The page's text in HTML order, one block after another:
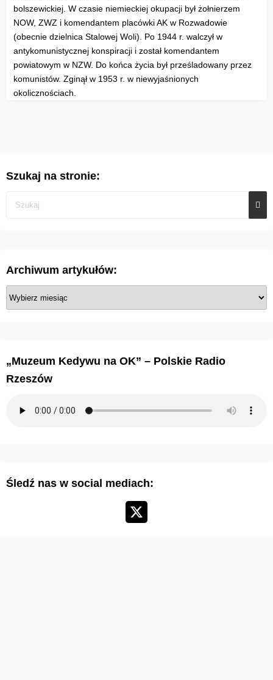
bolszewickiej. W czasie niemieckiej okupacji był żołnierzem
NOW, ZWZ i komendantem placówki AK w Rozwadowie
(obecnie dzielnica Stalowej Woli). Po 1944 r. walczył w
antykomunistycznej konspiracji i został komendantem
powiatowym w NZW. Do końca życia był prześladowany przez
komunistów. Zginął w 1953 r. w niewyjaśnionych
okolicznościach.
Szukaj na stronie:
Archiwum artykułów:
A
r
k
„Muzeum Kedywu na OK” – Polskie Radio
Rzeszów
Śledź nas w social mediach: